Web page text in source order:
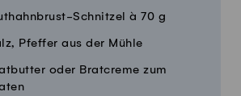
Schnitzel à 70 g
Pfeffer aus der Mühle
oder Bratcreme zum